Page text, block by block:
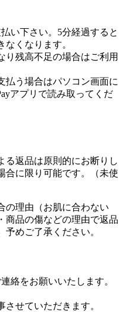
い下さい。5分経過すると
くなります。
り残高不足の場合はご利用
払う場合はパソコン画面に
アプリで読み取ってくだ
る返品は原則的にお断りし
合に限り可能です。（未使
の理由（お肌に合わない
商品の傷などの理由で返品
めご了承ください。
絡をお願いいたします。
せていただきます。